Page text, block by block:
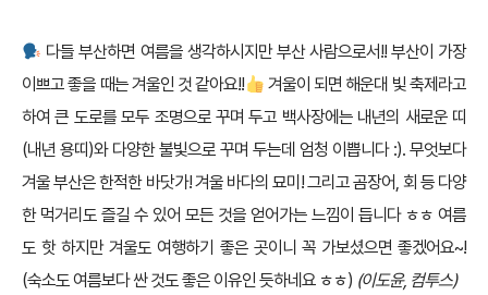
다들 부산하면 여름을 생각하시지만 부산 사람으로서!! 부산이 가장
이쁘고 좋을 때는 겨울인 것 같아요!!
겨울이 되면 해운대 빛 축제라고
하여 큰 도로를 모두 조명으로 꾸며 두고 백사장에는 내년의 새로운 띠
(내년 용띠)와 다양한 불빛으로 꾸며 두는데 엄청 이쁩니다 :). 무엇보다
겨울 부산은 한적한 바닷가! 겨울 바다의 묘미! 그리고 곰장어, 회 등 다양
한 먹거리도 즐길 수 있어 모든 것을 얻어가는 느낌이 듭니다 ㅎㅎ 여름
도 핫 하지만 겨울도 여행하기 좋은 곳이니 꼭 가보셨으면 좋겠어요~!
(숙소도 여름보다 싼 것도 좋은 이유인 듯하네요 ㅎㅎ) (이도윤, 컴투스)